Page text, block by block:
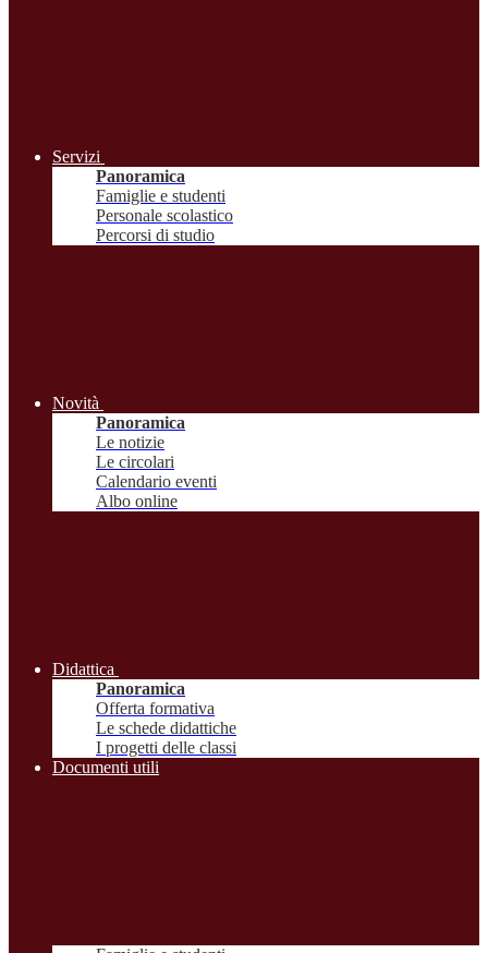
Servizi
Panoramica
Famiglie e studenti
Personale scolastico
Percorsi di studio
Novità
Panoramica
Le notizie
Le circolari
Calendario eventi
Albo online
Didattica
Panoramica
Offerta formativa
Le schede didattiche
I progetti delle classi
Documenti utili